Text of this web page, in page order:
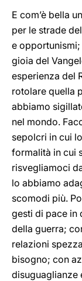
E com’è bella
per le strade
e
gioia del
esperienza del
rotolare quella
abbiamo
nel mondo.
sepolcri in cui
formalità in cui
risvegliamoci
lo abbiamo
scomodi più.
gesti di pace in
della guerra;
relazioni
bisogno; con
disuguaglianze